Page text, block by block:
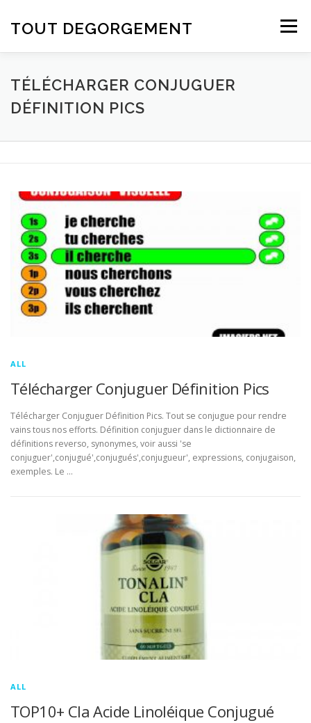
TOUT DEGORGEMENT Menu
TÉLÉCHARGER CONJUGUER
DÉFINITION PICS
ALL
Télécharger Conjuguer Définition Pics
Télécharger Conjuguer Définition Pics. Tout se conjugue pour rendre
vains tous nos efforts. Définition conjuguer dans le dictionnaire de
définitions reverso, synonymes, voir aussi 'se
conjuguer',conjugué',conjugués',conjugueur', expressions, conjugaison,
exemples. Le …
ALL
TOP10+ Cla Acide Linoléique Conjugué